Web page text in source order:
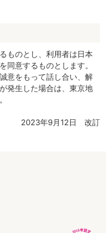
ものとし、利用者は日本
同意するものとします。
意をもって話し合い、解
発生した場合は、東京地
2023年9月12日 改訂